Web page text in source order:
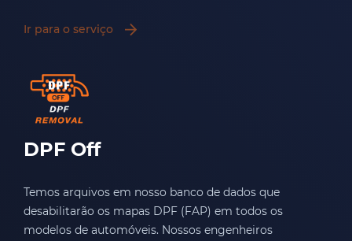
Ir para o serviço
DPF Off
Temos arquivos em nosso banco de dados que
desabilitarão os mapas DPF (FAP) em todos os
modelos de automóveis. Nossos engenheiros